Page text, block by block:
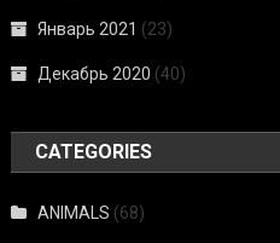
Январь 2021 (23)
Декабрь 2020 (40)
CATEGORIES
ANIMALS (68)